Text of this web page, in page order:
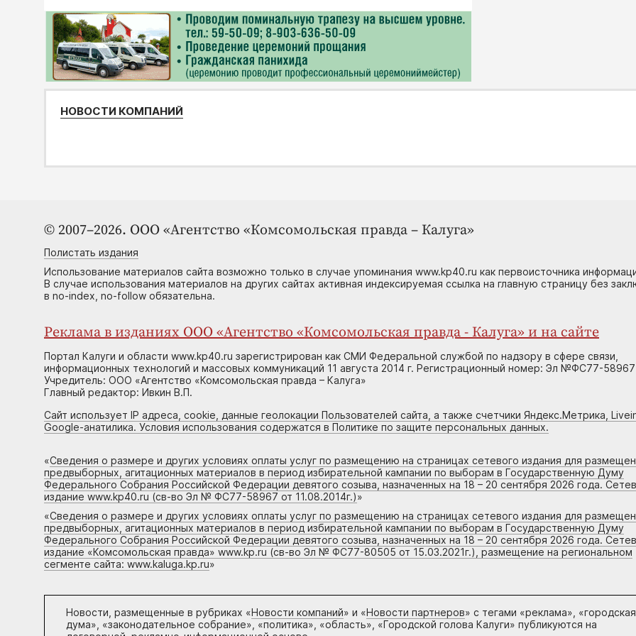
НОВОСТИ КОМПАНИЙ
© 2007–2026. ООО «Агентство «Комсомольская правда – Калуга»
Полистать издания
Использование материалов сайта возможно только в случае упоминания www.kp40.ru как первоисточника
В случае использования материалов на других сайтах активная индексируемая ссылка на главную страницу без
в no-index, no-follow обязательна.
Реклама в изданиях ООО «Агентство «Комсомольская правда - Калуга» и на сайте
Портал Калуги и области www.kp40.ru зарегистрирован как СМИ Федеральной службой по надзору в сфере связи,
информационных технологий и массовых коммуникаций 11 августа 2014 г. Регистрационный номер: Эл №ФС77-58967
Учредитель: ООО «Агентство «Комсомольская правда – Калуга»
Главный редактор: Ивкин В.П.
Сайт использует IP адреса, cookie, данные геолокации Пользователей сайта, а также счетчики Яндекс.Метрика,
Google-анатилика. Условия использования содержатся в Политике по защите персональных данных.
«Сведения о размере и других условиях оплаты услуг по размещению на страницах сетевого издания для
предвыборных, агитационных материалов в период избирательной кампании по выборам в Государственную Думу
Федерального Собрания Российской Федерации девятого созыва, назначенных на 18 – 20 сентября 2026 года.
издание www.kp40.ru (св-во Эл № ФС77-58967 от 11.08.2014г.)»
«Сведения о размере и других условиях оплаты услуг по размещению на страницах сетевого издания для
предвыборных, агитационных материалов в период избирательной кампании по выборам в Государственную Думу
Федерального Собрания Российской Федерации девятого созыва, назначенных на 18 – 20 сентября 2026 года.
издание «Комсомольская правда» www.kp.ru (св-во Эл № ФС77-80505 от 15.03.2021г.), размещение на региональном
сегменте сайта: www.kaluga.kp.ru»
Новости, размещенные в рубриках «Новости компаний» и «Новости партнеров» с тегами «реклама», «городская
дума», «законодательное собрание», «политика», «область», «Городской голова Калуги» публикуются на